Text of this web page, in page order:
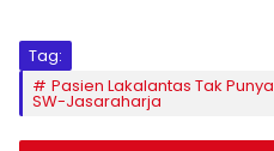
Tag:
Pasien Lakalantas Tak
SW-Jasaraharja